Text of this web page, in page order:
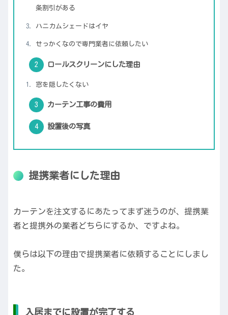
条割引がある
ハニカムシェードはイヤ
せっかくなので専門業者に依頼したい
ロールスクリーンにした理由
窓を隠したくない
カーテン工事の費用
設置後の写真
提携業者にした理由
カーテンを注文するにあたってまず迷うのが、提携業
者と提携外の業者どちらにするか、ですよね。
僕らは以下の理由で提携業者に依頼することにしまし
た。
入居までに設置が完了する